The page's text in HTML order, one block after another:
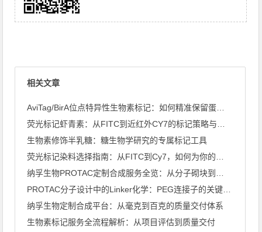
相关文章
生物素修饰半乳糖：糖生物学研究的专属标记工具
纳孚生物定制合成平台：从毫克到百克的质量交付体系
生物素标记服务全流程解析：从项目评估到质量交付